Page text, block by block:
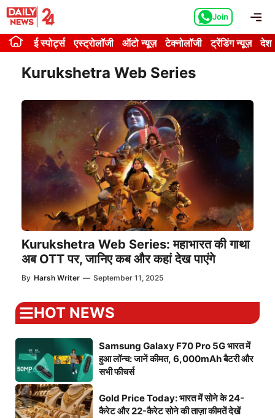
Skip
content
Join
ई स्पोर्ट्स एस्ट्रोलॉजी ऑटो न्यूज़ टेक्नोलॉजी ट्रेंडिंग न्यूज़ देश
Kurukshetra Web Series
Kurukshetra Web Series: महाभारत की गाथा
अब OTT पर, जानिए कब और कहां देख पाएंगे
By Harsh Writer — September 11, 2025
HOT NEWS
Samsung Galaxy F70 Pro 5G भारत में
हुआ लॉन्च: जानें कीमत, 6,000mAh बैटरी और
सभी फीचर्स
Gold Price Today: भारत में सोने के 24-
कैरेट और 22-कैरेट सोने की ताज़ा कीमतें देखें